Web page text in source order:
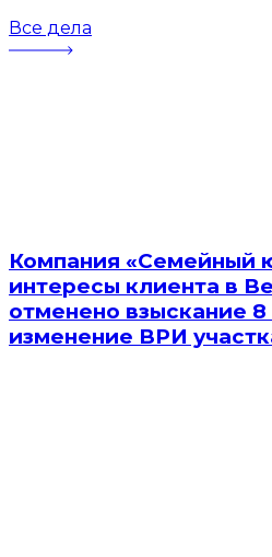
Все дела
Компания «Семейный
интересы клиента в
отменено взыскание 8
изменение ВРИ